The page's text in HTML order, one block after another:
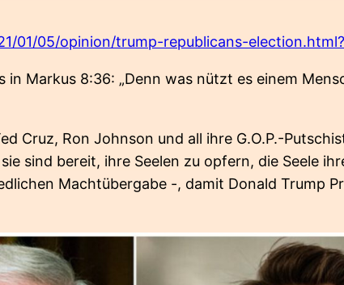
01/05/opinion/trump-republicans-
in Markus 8:36: „Denn was nützt es einem
Cruz, Ron Johnson und all ihre G.O.P.-
sind bereit, ihre Seelen zu opfern, die Seele
Machtübergabe -, damit Donald Trump